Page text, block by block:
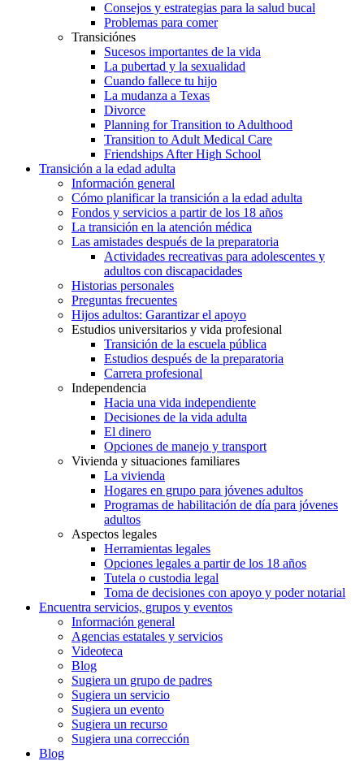
Consejos y estrategias para la salud bucal
Problemas para comer
Transiciónes
Sucesos importantes de la vida
La pubertad y la sexualidad
Cuando fallece tu hijo
La mudanza a Texas
Divorce
Planning for Transition to Adulthood
Transition to Adult Medical Care
Friendships After High School
Transición a la edad adulta
Información general
Cómo planificar la transición a la edad adulta
Fondos y servicios a partir de los 18 años
La transición en la atención médica
Las amistades después de la preparatoria
Actividades recreativas para adolescentes y
adultos con discapacidades
Historias personales
Preguntas frecuentes
Hijos adultos: Garantizar el apoyo
Estudios universitarios y vida profesional
Transición de la escuela pública
Estudios después de la preparatoria
Carrera profesional
Independencia
Hacia una vida independiente
Decisiones de la vida adulta
El dinero
Opciones de manejo y transport
Vivienda y situaciones familiares
La vivienda
Hogares en grupo para jóvenes adultos
Programas de habilitación de día para jóvenes
adultos
Aspectos legales
Herramientas legales
Opciones legales a partir de los 18 años
Tutela o custodia legal
Toma de decisiones con apoyo y poder notarial
Encuentra servicios, grupos y eventos
Información general
Agencias estatales y servicios
Videoteca
Blog
Sugiera un grupo de padres
Sugiera un servicio
Sugiera un evento
Sugiera un recurso
Sugiera una corrección
Blog